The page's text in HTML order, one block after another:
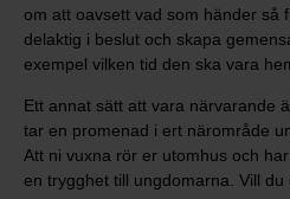
om att oavsett vad som händer så
delaktig i beslut och skapa
exempel vilken tid den ska vara
Ett annat sätt att vara närvarande
tar en promenad i ert närområde
Att ni vuxna rör er utomhus och
en trygghet till ungdomarna. Vill